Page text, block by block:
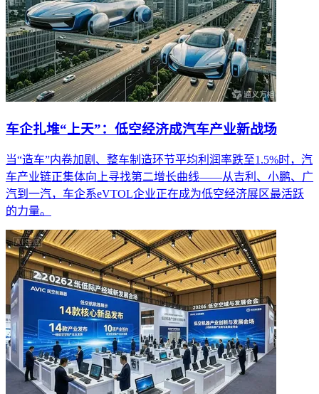
车企扎堆“上天”：低空经济成汽车产业新战场
当“造车”内卷加剧、整车制造环节平均利润率跌至1.5%时，汽
车产业链正集体向上寻找第二增长曲线——从吉利、小鹏、广
汽到一汽，车企系eVTOL企业正在成为低空经济展区最活跃
的力量。